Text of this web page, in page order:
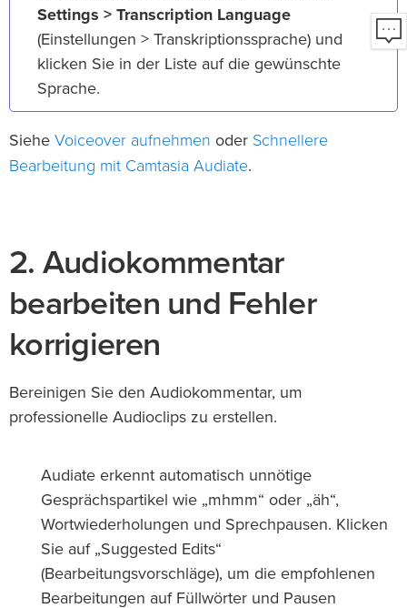
Settings > Transcription Language
(Einstellungen > Transkriptionssprache) und
klicken Sie in der Liste auf die gewünschte
Sprache.
Siehe Voiceover aufnehmen oder Schnellere
Bearbeitung mit Camtasia Audiate.
2. Audiokommentar
bearbeiten und Fehler
korrigieren
Bereinigen Sie den Audiokommentar, um
professionelle Audioclips zu erstellen.
Audiate erkennt automatisch unnötige
Gesprächspartikel wie „mhmm“ oder „äh“,
Wortwiederholungen und Sprechpausen. Klicken
Sie auf „Suggested Edits“
(Bearbeitungsvorschläge), um die empfohlenen
Bearbeitungen auf Füllwörter und Pausen